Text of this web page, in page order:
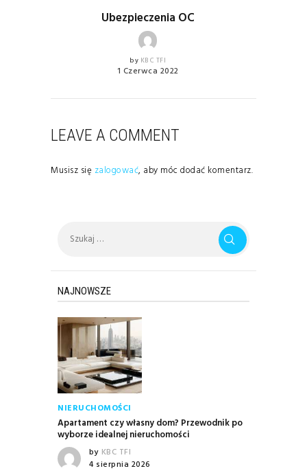
Ubezpieczenia OC
by KBC TFI
1 Czerwca 2022
LEAVE A COMMENT
Musisz się zalogować, aby móc dodać komentarz.
NAJNOWSZE
NIERUCHOMOŚCI
Apartament czy własny dom? Przewodnik po
wyborze idealnej nieruchomości
by KBC TFI
4 sierpnia 2026